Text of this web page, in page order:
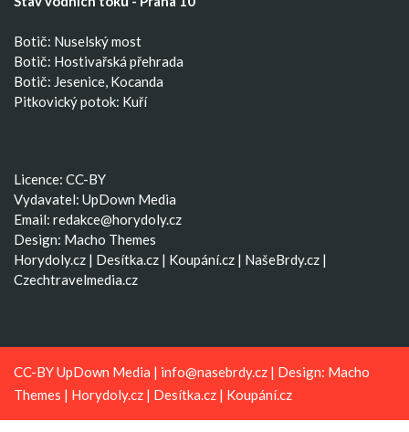
Botič: Nuselský most
Botič: Hostivařská přehrada
Botič: Jesenice, Kocanda
Pitkovický potok: Kuří
Licence: CC-BY
Vydavatel: UpDown Media
Email: redakce@horydoly.cz
Design: Macho Themes
Horydoly.cz | Desítka.cz | Koupání.cz | NašeBrdy.cz |
Czechtravelmedia.cz
CC-BY UpDown Media | info@nasebrdy.cz | Design: Macho
Themes | Horydoly.cz | Desítka.cz | Koupání.cz